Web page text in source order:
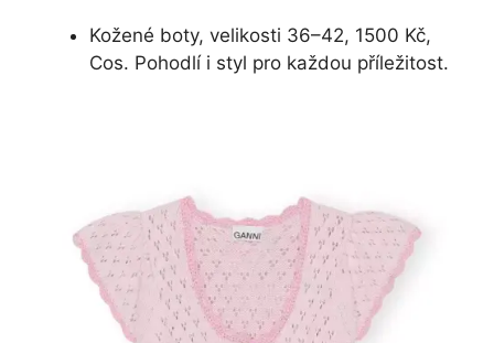
Kožené boty, velikosti 36–42, 1500 Kč,
Cos. Pohodlí i styl pro každou příležitost.